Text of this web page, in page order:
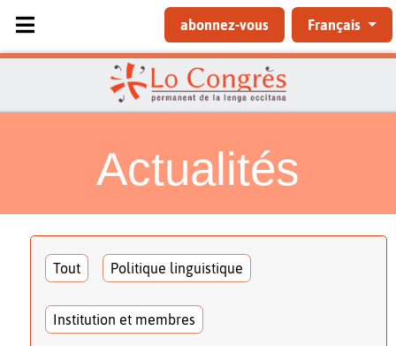
Sélectionnez votre langue
abonnez-vous Français
Actualités
Tout Politique linguistique
Institution et membres